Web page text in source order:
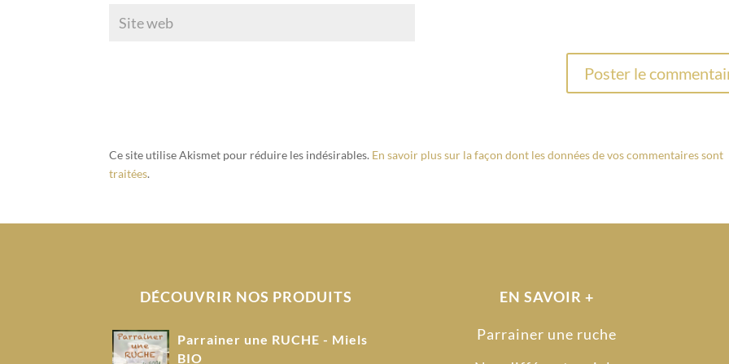
Ce site utilise Akismet pour réduire les indésirables. En savoir plus sur la façon dont les données de vos commentaires sont
traitées.
DÉCOUVRIR NOS PRODUITS
Parrainer une RUCHE - Miels
BIO
EN SAVOIR +
Parrainer une ruche